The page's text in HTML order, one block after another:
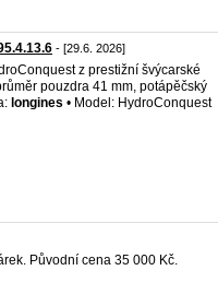
- [29.6. 2026]
z prestižní švýcarské
pouzdra 41 mm, potápěčský
longines • Model: HydroConquest
Původní cena 35 000 Kč.